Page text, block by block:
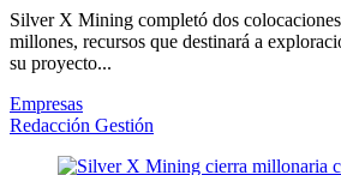
Silver X Mining completó dos
millones, recursos que destinará a
su proyecto...
Empresas
Redacción Gestión